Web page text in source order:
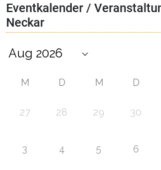
Eventkalender /
Neckar
M D M D
27 28 29 30
3 4 5 6